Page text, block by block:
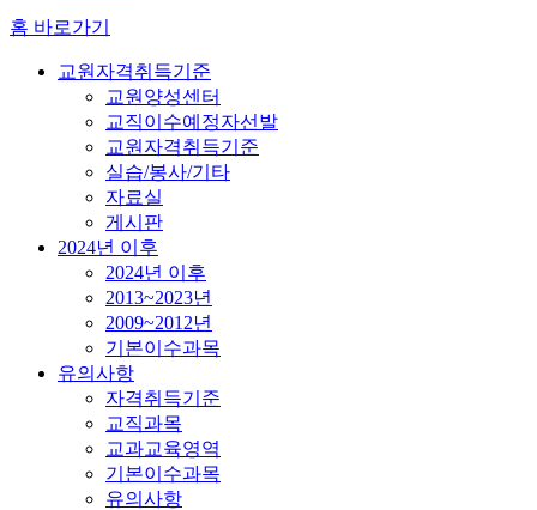
홈 바로가기
교원자격취득기준
교원양성센터
교직이수예정자선발
교원자격취득기준
실습/봉사/기타
자료실
게시판
2024년 이후
2024년 이후
2013~2023년
2009~2012년
기본이수과목
유의사항
자격취득기준
교직과목
교과교육영역
기본이수과목
유의사항